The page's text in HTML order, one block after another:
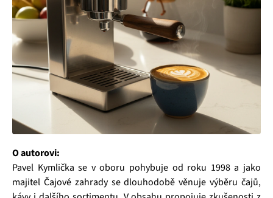
O autorovi:
Pavel Kymlička se v oboru pohybuje od roku 1998 a jako
majitel Čajové zahrady se dlouhodobě věnuje výběru čajů,